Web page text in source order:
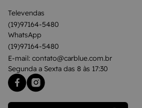
Televendas
(19)97164-5480
WhatsApp
(19)97164-5480
E-mail: contato@carblue.com.br
Segunda a Sexta das 8 às 17:30